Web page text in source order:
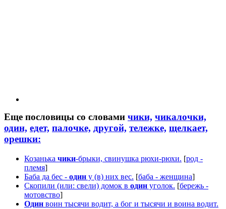
Еще пословицы со словами чики, чикалочки,
один, едет, палочке, другой, тележке, щелкает,
орешки:
Козанька чики-брыки, свинушка рюхи-рюхи. [род -
племя]
Баба да бес - один у (в) них вес. [баба - женщина]
Скопили (или: свели) домок в один уголок. [бережь -
мотовство]
Один воин тысячи водит, а бог и тысячи и воина водит.